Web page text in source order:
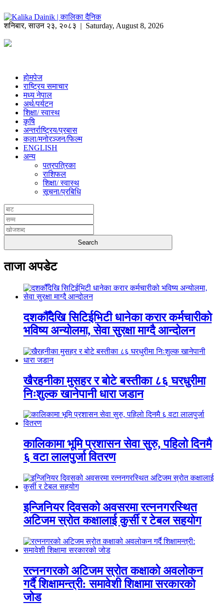
शनिबार,साउन २३, २०८३ | Saturday, August 8, 2026
होमपेज
राष्ट्रिय समाचार
मध्य नेपाल
अर्थ/पर्यटन
शिक्षा/ स्वास्थ
कृषि
अन्तर्राष्ट्रिय/प्रबास
कला/मनोरञ्जन/फिल्म
ENGLISH
अन्य
पत्रपत्रिका
राशिफल
शिक्षा/ स्वास्थ
सूचना/प्रबिधि
ताजा अपडेट
दशकौँदेखि सिटिईभिटी धानेका करार कर्मचारीको
भविष्य अन्योलमा, सेवा सुरक्षा माग्दै आन्दोलन
खैरहनीका मुसहर र बोटे बस्तीका ८६ घरधुरीमा
निःशुल्क खानेपानी धारा जडान
कालिकामा भूमि प्रशासन सेवा सुरु, पहिलो दिनमै
६ वटा लालपुर्जा वितरण
इन्जिनियर दिवसको अवसरमा रत्ननगरस्थित
अटिजम स्रोत कक्षालाई कुर्सी र टेबल सहयोग
रत्ननगरको अटिजम स्रोत कक्षाको अवलोकन
गर्दै शिक्षामन्त्री: समावेशी शिक्षामा सरकारको
जोड